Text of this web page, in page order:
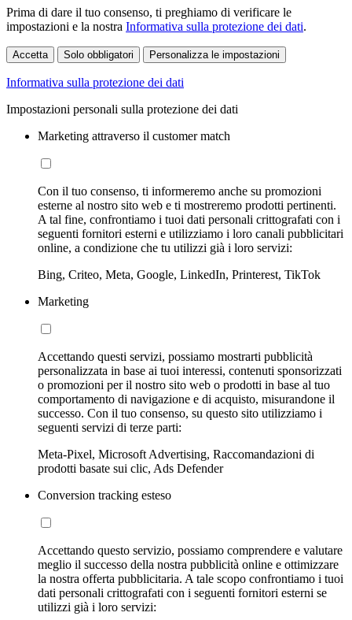
Prima di dare il tuo consenso, ti preghiamo di verificare le
impostazioni e la nostra Informativa sulla protezione dei dati.
Accetta Solo obbligatori Personalizza le impostazioni
Informativa sulla protezione dei dati
Impostazioni personali sulla protezione dei dati
Marketing attraverso il customer match
Con il tuo consenso, ti informeremo anche su promozioni
esterne al nostro sito web e ti mostreremo prodotti pertinenti.
A tal fine, confrontiamo i tuoi dati personali crittografati con i
seguenti fornitori esterni e utilizziamo i loro canali pubblicitari
online, a condizione che tu utilizzi già i loro servizi:
Bing, Criteo, Meta, Google, LinkedIn, Printerest, TikTok
Marketing
Accettando questi servizi, possiamo mostrarti pubblicità
personalizzata in base ai tuoi interessi, contenuti sponsorizzati
o promozioni per il nostro sito web o prodotti in base al tuo
comportamento di navigazione e di acquisto, misurandone il
successo. Con il tuo consenso, su questo sito utilizziamo i
seguenti servizi di terze parti:
Meta-Pixel, Microsoft Advertising, Raccomandazioni di
prodotti basate sui clic, Ads Defender
Conversion tracking esteso
Accettando questo servizio, possiamo comprendere e valutare
meglio il successo della nostra pubblicità online e ottimizzare
la nostra offerta pubblicitaria. A tale scopo confrontiamo i tuoi
dati personali crittografati con i seguenti fornitori esterni se
utilizzi già i loro servizi: